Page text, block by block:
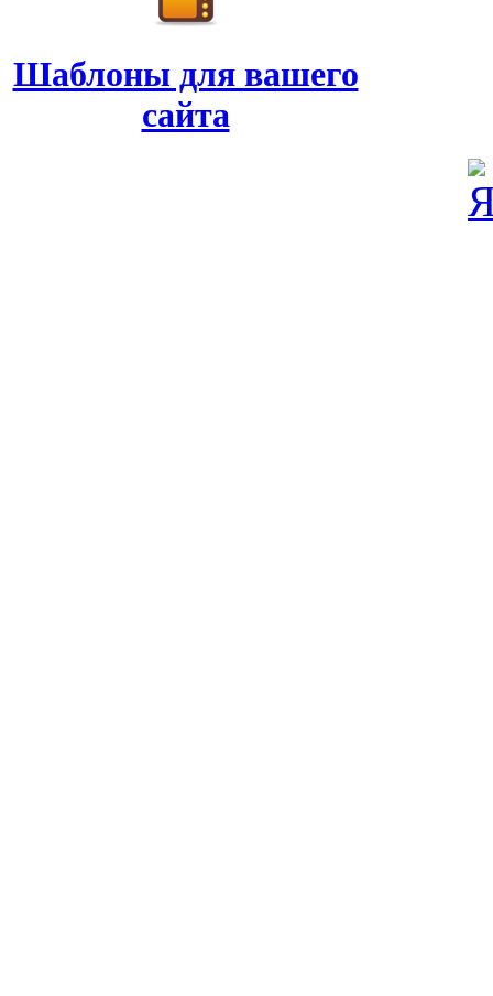
Шаблоны для вашего
сайта